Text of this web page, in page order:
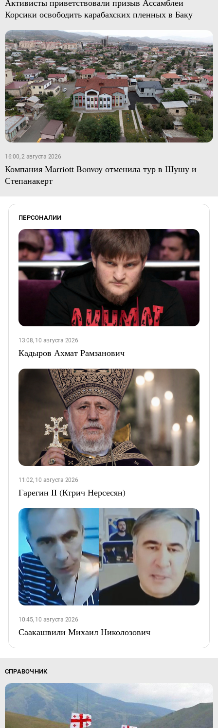
Активисты приветствовали призыв Ассамблеи
Корсики освободить карабахских пленных в Баку
16:00, 2 августа 2026
Компания Marriott Bonvoy отменила тур в Шушу и
Степанакерт
ПЕРСОНАЛИИ
13:08, 10 августа 2026
Кадыров Ахмат Рамзанович
11:02, 10 августа 2026
Гарегин II (Ктрич Нерсесян)
10:45, 10 августа 2026
Саакашвили Михаил Николозович
СПРАВОЧНИК